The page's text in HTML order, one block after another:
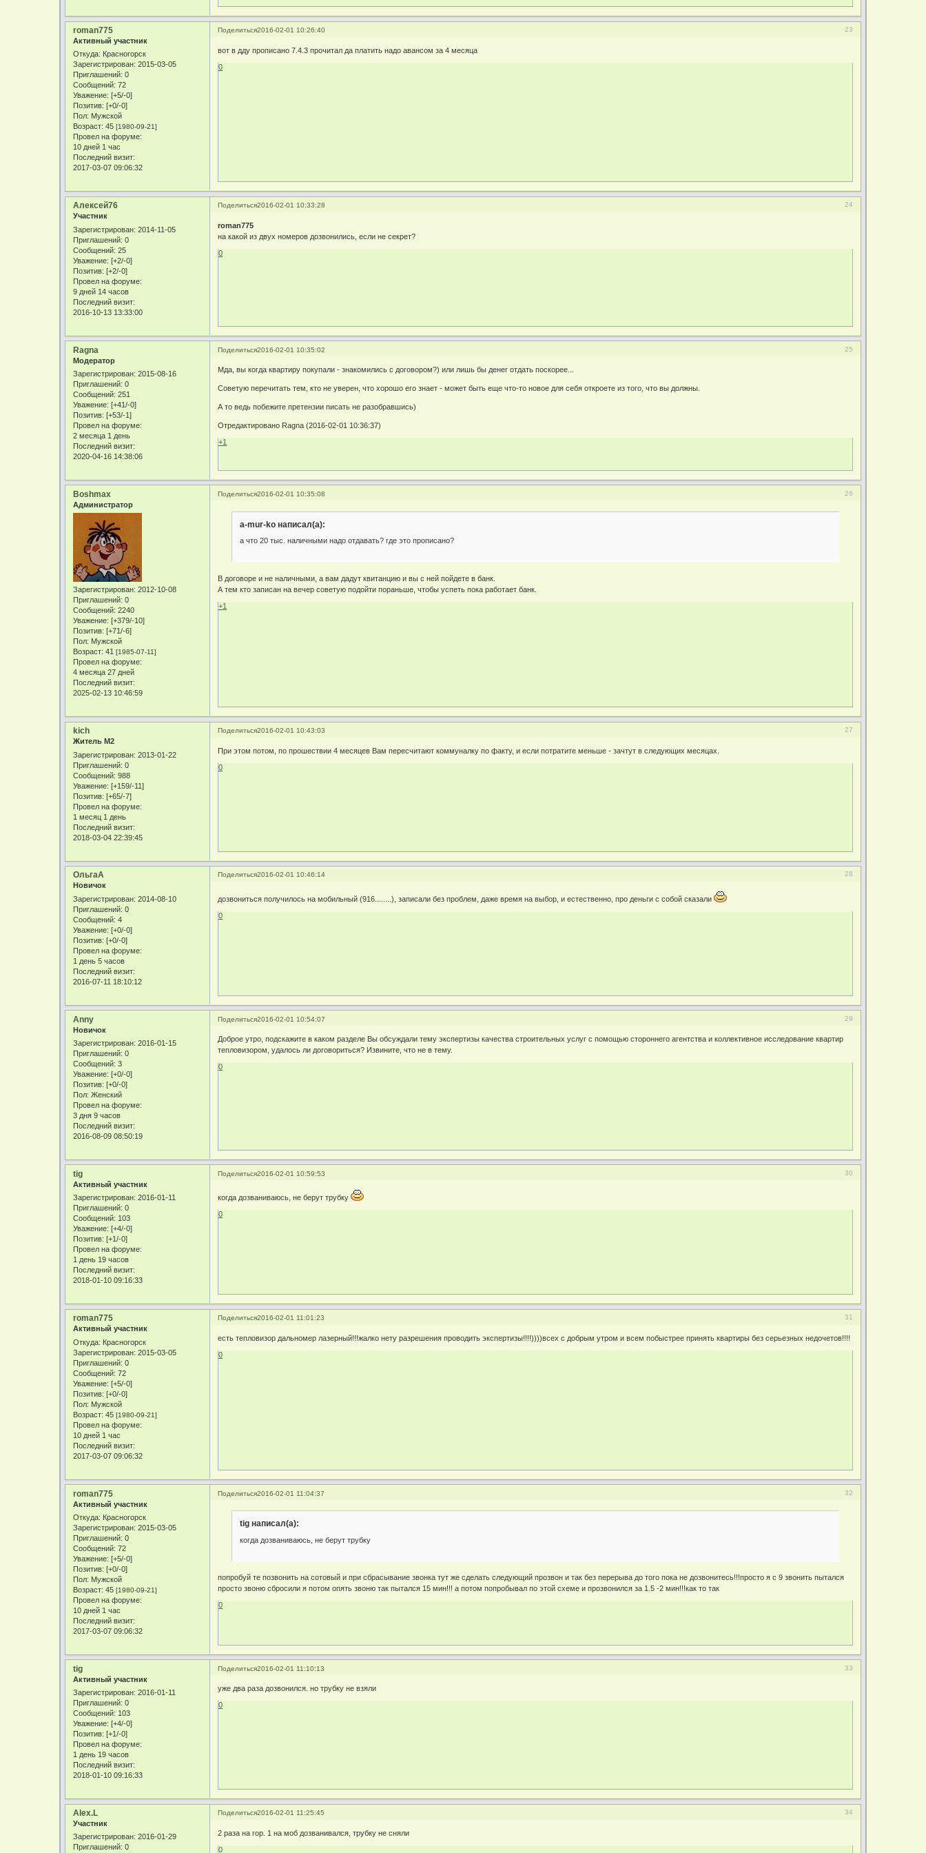
Поделиться 23
2016-02-01 10:26:40
roman775
Активный участник
Откуда: Красногорск
Зарегистрирован: 2015-03-05
Приглашений: 0
Сообщений: 72
Уважение: [+5/-0]
Позитив: [+0/-0]
Пол: Мужской
Возраст: 45[1980-09-21]
Провел на форуме:
10 дней 1 час
Последний визит:
2017-03-07 09:06:32
вот в дду прописано 7.4.3 прочитал да платить надо авансом за 4 месяца
0
Поделиться 24
2016-02-01 10:33:28
Алексей76
Участник
Зарегистрирован: 2014-11-05
Приглашений: 0
Сообщений: 25
Уважение: [+2/-0]
Позитив: [+2/-0]
Провел на форуме:
9 дней 14 часов
Последний визит:
2016-10-13 13:33:00
roman775
на какой из двух номеров дозвонились, если не секрет?
0
Поделиться 25
2016-02-01 10:35:02
Ragna
Модератор
Зарегистрирован: 2015-08-16
Приглашений: 0
Сообщений: 251
Уважение: [+41/-0]
Позитив: [+53/-1]
Провел на форуме:
2 месяца 1 день
Последний визит:
2020-04-16 14:38:06
Мда, вы когда квартиру покупали - знакомились с договором?) или лишь бы денег отдать поскорее...
Советую перечитать тем, кто не уверен, что хорошо его знает - может быть еще что-то новое для себя откроете из того, что вы должны.
А то ведь побежите претензии писать не разобравшись)
Отредактировано Ragna (2016-02-01 10:36:37)
+1
Поделиться 26
2016-02-01 10:35:08
Boshmax
Администратор
Зарегистрирован: 2012-10-08
Приглашений: 0
Сообщений: 2240
Уважение: [+379/-10]
Позитив: [+71/-6]
Пол: Мужской
Возраст: 41[1985-07-11]
Провел на форуме:
4 месяца 27 дней
Последний визит:
2025-02-13 10:46:59
a-mur-ko написал(а):
а что 20 тыс. наличными надо отдавать? где это прописано?
В договоре и не наличными, а вам дадут квитанцию и вы с ней пойдете в банк.
А тем кто записан на вечер советую подойти пораньше, чтобы успеть пока работает банк.
+1
Поделиться 27
2016-02-01 10:43:03
kich
Житель М2
Зарегистрирован: 2013-01-22
Приглашений: 0
Сообщений: 988
Уважение: [+159/-11]
Позитив: [+65/-7]
Провел на форуме:
1 месяц 1 день
Последний визит:
2018-03-04 22:39:45
При этом потом, по прошествии 4 месяцев Вам пересчитают коммуналку по факту, и если потратите меньше - зачтут в следующих месяцах.
0
Поделиться 28
2016-02-01 10:46:14
ОльгаА
Новичок
Зарегистрирован: 2014-08-10
Приглашений: 0
Сообщений: 4
Уважение: [+0/-0]
Позитив: [+0/-0]
Провел на форуме:
1 день 5 часов
Последний визит:
2016-07-11 18:10:12
дозвониться получилось на мобильный (916........), записали без проблем, даже время на выбор, и естественно, про деньги с собой сказали
0
Поделиться 29
2016-02-01 10:54:07
Anny
Новичок
Зарегистрирован: 2016-01-15
Приглашений: 0
Сообщений: 3
Уважение: [+0/-0]
Позитив: [+0/-0]
Пол: Женский
Провел на форуме:
3 дня 9 часов
Последний визит:
2016-08-09 08:50:19
Доброе утро, подскажите в каком разделе Вы обсуждали тему экспертизы качества строительных услуг с помощью стороннего агентства и коллективное исследование квартир
тепловизором, удалось ли договориться? Извините, что не в тему.
0
Поделиться 30
2016-02-01 10:59:53
tig
Активный участник
Зарегистрирован: 2016-01-11
Приглашений: 0
Сообщений: 103
Уважение: [+4/-0]
Позитив: [+1/-0]
Провел на форуме:
1 день 19 часов
Последний визит:
2018-01-10 09:16:33
когда дозваниваюсь, не берут трубку
0
Поделиться 31
2016-02-01 11:01:23
roman775
Активный участник
Откуда: Красногорск
Зарегистрирован: 2015-03-05
Приглашений: 0
Сообщений: 72
Уважение: [+5/-0]
Позитив: [+0/-0]
Пол: Мужской
Возраст: 45[1980-09-21]
Провел на форуме:
10 дней 1 час
Последний визит:
2017-03-07 09:06:32
есть тепловизор дальномер лазерный!!!жалко нету разрешения проводить экспертизы!!!!))))всех с добрым утром и всем побыстрее принять квартиры без серьезных недочетов!!!!
0
Поделиться 32
2016-02-01 11:04:37
roman775
Активный участник
Откуда: Красногорск
Зарегистрирован: 2015-03-05
Приглашений: 0
Сообщений: 72
Уважение: [+5/-0]
Позитив: [+0/-0]
Пол: Мужской
Возраст: 45[1980-09-21]
Провел на форуме:
10 дней 1 час
Последний визит:
2017-03-07 09:06:32
tig написал(а):
когда дозваниваюсь, не берут трубку
попробуй те позвонить на сотовый и при сбрасывание звонка тут же сделать следующий прозвон и так без перерыва до того пока не дозвонитесь!!!просто я с 9 звонить пытался
просто звоню сбросили я потом опять звоню так пытался 15 мин!!! а потом попробывал по этой схеме и прозвонился за 1.5 -2 мин!!!как то так
0
Поделиться 33
2016-02-01 11:10:13
tig
Активный участник
Зарегистрирован: 2016-01-11
Приглашений: 0
Сообщений: 103
Уважение: [+4/-0]
Позитив: [+1/-0]
Провел на форуме:
1 день 19 часов
Последний визит:
2018-01-10 09:16:33
уже два раза дозвонился. но трубку не взяли
0
Поделиться 34
2016-02-01 11:25:45
Alex.L
Участник
Зарегистрирован: 2016-01-29
Приглашений: 0
2 раза на гор. 1 на моб дозванивался, трубку не сняли
0